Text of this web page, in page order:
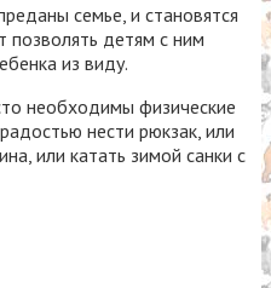
семье, и становятся
позволять детям с ним
из виду.
необходимы физические
нести рюкзак, или
или катать зимой санки с